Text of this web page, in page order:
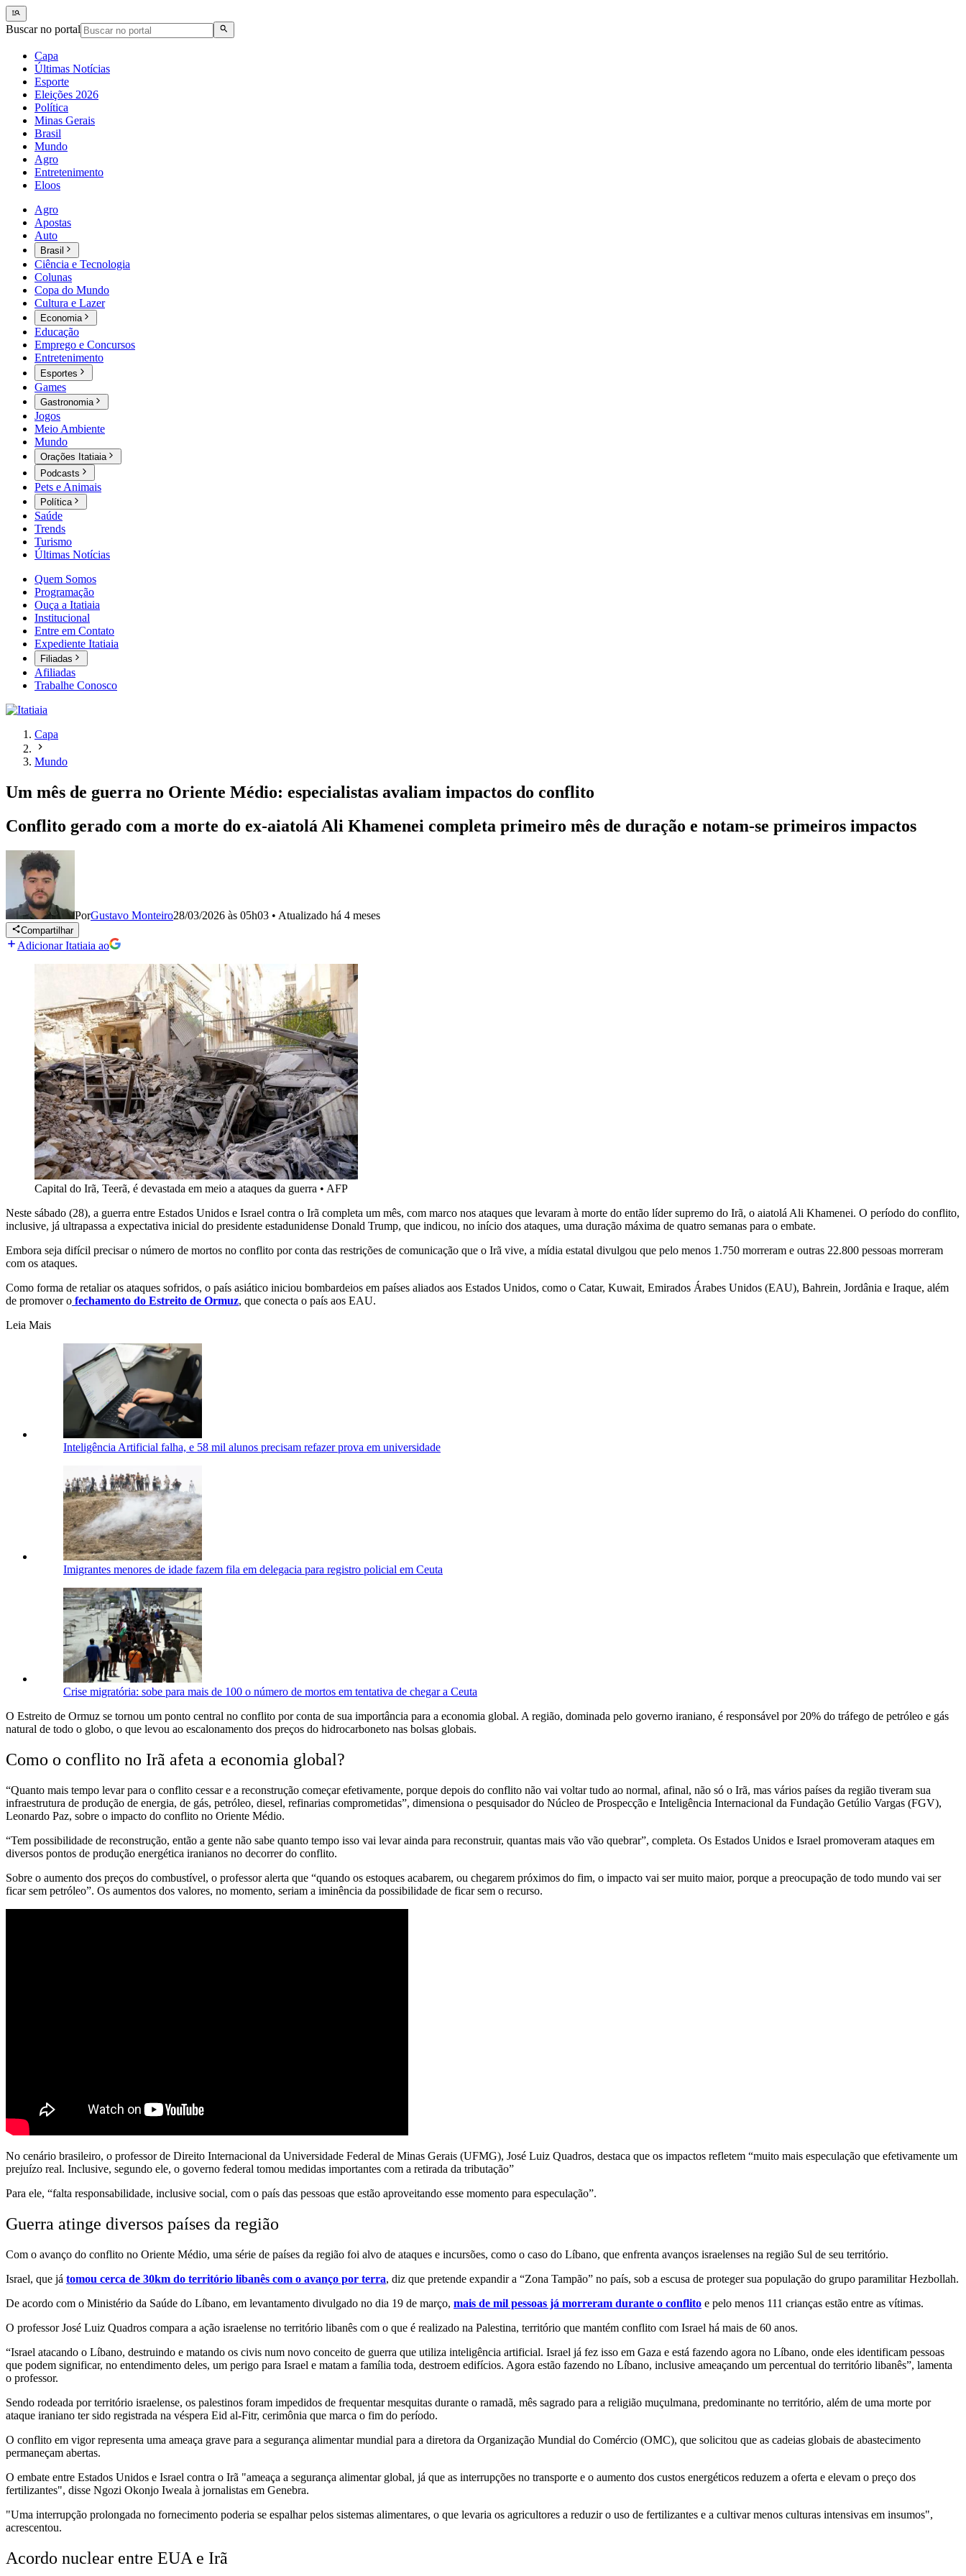
Buscar no portal
Capa
Últimas Notícias
Esporte
Eleições 2026
Política
Minas Gerais
Brasil
Mundo
Agro
Entretenimento
Eloos
Agro
Apostas
Auto
Brasil
Ciência e Tecnologia
Colunas
Copa do Mundo
Cultura e Lazer
Economia
Educação
Emprego e Concursos
Entretenimento
Esportes
Games
Gastronomia
Jogos
Meio Ambiente
Mundo
Orações Itatiaia
Podcasts
Pets e Animais
Política
Saúde
Trends
Turismo
Últimas Notícias
Quem Somos
Programação
Ouça a Itatiaia
Institucional
Entre em Contato
Expediente Itatiaia
Filiadas
Afiliadas
Trabalhe Conosco
Capa
Mundo
Um mês de guerra no Oriente Médio: especialistas avaliam impactos do conflito
Conflito gerado com a morte do ex-aiatolá Ali Khamenei completa primeiro mês de duração e notam-se primeiros impactos
PorGustavo Monteiro28/03/2026 às 05h03 • Atualizado há 4 meses
Compartilhar
Adicionar Itatiaia ao
Capital do Irã, Teerã, é devastada em meio a ataques da guerra • AFP
Neste sábado (28), a guerra entre Estados Unidos e Israel contra o Irã completa um mês, com marco nos ataques que levaram à morte do então líder supremo do Irã, o aiatolá Ali Khamenei. O período do conflito,
inclusive, já ultrapassa a expectativa inicial do presidente estadunidense Donald Trump, que indicou, no início dos ataques, uma duração máxima de quatro semanas para o embate.
Embora seja difícil precisar o número de mortos no conflito por conta das restrições de comunicação que o Irã vive, a mídia estatal divulgou que pelo menos 1.750 morreram e outras 22.800 pessoas morreram
com os ataques.
Como forma de retaliar os ataques sofridos, o país asiático iniciou bombardeios em países aliados aos Estados Unidos, como o Catar, Kuwait, Emirados Árabes Unidos (EAU), Bahrein, Jordânia e Iraque, além
de promover o fechamento do Estreito de Ormuz, que conecta o país aos EAU.
Leia Mais
Inteligência Artificial falha, e 58 mil alunos precisam refazer prova em universidade
Imigrantes menores de idade fazem fila em delegacia para registro policial em Ceuta
Crise migratória: sobe para mais de 100 o número de mortos em tentativa de chegar a Ceuta
O Estreito de Ormuz se tornou um ponto central no conflito por conta de sua importância para a economia global. A região, dominada pelo governo iraniano, é responsável por 20% do tráfego de petróleo e gás
natural de todo o globo, o que levou ao escalonamento dos preços do hidrocarboneto nas bolsas globais.
Como o conflito no Irã afeta a economia global?
“Quanto mais tempo levar para o conflito cessar e a reconstrução começar efetivamente, porque depois do conflito não vai voltar tudo ao normal, afinal, não só o Irã, mas vários países da região tiveram sua
infraestrutura de produção de energia, de gás, petróleo, diesel, refinarias comprometidas”, dimensiona o pesquisador do Núcleo de Prospecção e Inteligência Internacional da Fundação Getúlio Vargas (FGV),
Leonardo Paz, sobre o impacto do conflito no Oriente Médio.
“Tem possibilidade de reconstrução, então a gente não sabe quanto tempo isso vai levar ainda para reconstruir, quantas mais vão vão quebrar”, completa. Os Estados Unidos e Israel promoveram ataques em
diversos pontos de produção energética iranianos no decorrer do conflito.
Sobre o aumento dos preços do combustível, o professor alerta que “quando os estoques acabarem, ou chegarem próximos do fim, o impacto vai ser muito maior, porque a preocupação de todo mundo vai ser
ficar sem petróleo”. Os aumentos dos valores, no momento, seriam a iminência da possibilidade de ficar sem o recurso.
No cenário brasileiro, o professor de Direito Internacional da Universidade Federal de Minas Gerais (UFMG), José Luiz Quadros, destaca que os impactos refletem “muito mais especulação que efetivamente um
prejuízo real. Inclusive, segundo ele, o governo federal tomou medidas importantes com a retirada da tributação”
Para ele, “falta responsabilidade, inclusive social, com o país das pessoas que estão aproveitando esse momento para especulação”.
Guerra atinge diversos países da região
Com o avanço do conflito no Oriente Médio, uma série de países da região foi alvo de ataques e incursões, como o caso do Líbano, que enfrenta avanços israelenses na região Sul de seu território.
Israel, que já tomou cerca de 30km do território libanês com o avanço por terra, diz que pretende expandir a “Zona Tampão” no país, sob a escusa de proteger sua população do grupo paramilitar Hezbollah.
De acordo com o Ministério da Saúde do Líbano, em levantamento divulgado no dia 19 de março, mais de mil pessoas já morreram durante o conflito e pelo menos 111 crianças estão entre as vítimas.
O professor José Luiz Quadros compara a ação israelense no território libanês com o que é realizado na Palestina, território que mantém conflito com Israel há mais de 60 anos.
“Israel atacando o Líbano, destruindo e matando os civis num novo conceito de guerra que utiliza inteligência artificial. Israel já fez isso em Gaza e está fazendo agora no Líbano, onde eles identificam pessoas
que podem significar, no entendimento deles, um perigo para Israel e matam a família toda, destroem edifícios. Agora estão fazendo no Líbano, inclusive ameaçando um percentual do território libanês”, lamenta
o professor.
Sendo rodeada por território israelense, os palestinos foram impedidos de frequentar mesquitas durante o ramadã, mês sagrado para a religião muçulmana, predominante no território, além de uma morte por
ataque iraniano ter sido registrada na véspera Eid al-Fitr, cerimônia que marca o fim do período.
O conflito em vigor representa uma ameaça grave para a segurança alimentar mundial para a diretora da Organização Mundial do Comércio (OMC), que solicitou que as cadeias globais de abastecimento
permaneçam abertas.
O embate entre Estados Unidos e Israel contra o Irã "ameaça a segurança alimentar global, já que as interrupções no transporte e o aumento dos custos energéticos reduzem a oferta e elevam o preço dos
fertilizantes", disse Ngozi Okonjo Iweala à jornalistas em Genebra.
"Uma interrupção prolongada no fornecimento poderia se espalhar pelos sistemas alimentares, o que levaria os agricultores a reduzir o uso de fertilizantes e a cultivar menos culturas intensivas em insumos",
acrescentou.
Acordo nuclear entre EUA e Irã